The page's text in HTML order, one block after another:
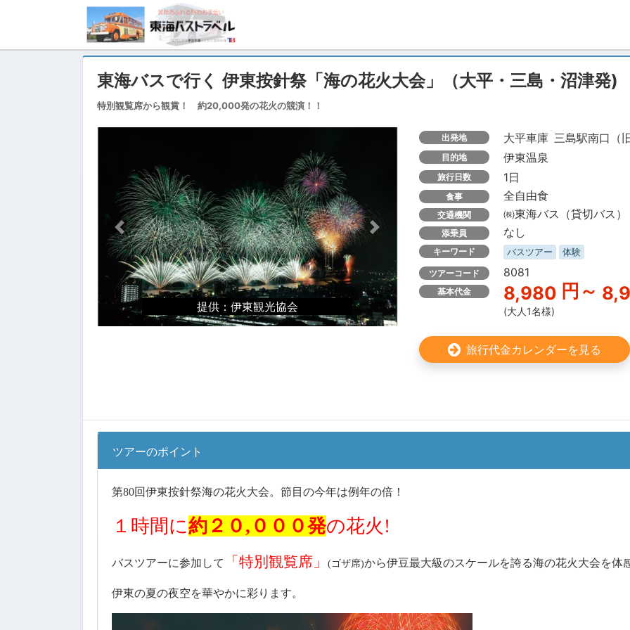
東海バスで行く 伊東按針祭「海の花火大会」（大平・三島・沼津発)
特別観覧席から観賞！ 約20,000発の花火の競演！！
提供：伊東観光協会
Previous Next
出発地 大平車庫 三島駅南口（
目的地 伊東温泉
旅行日数 1日
食事 全自由食
交通機関 ㈱東海バス（貸切バス）
添乗員 なし
キーワード バスツアー
体験
ツアーコード
8081
基本代金 8,980 円～
(大人1名様)
旅行代金カレンダーを見る
ツアーのポイント
第80回伊東按針祭海の花火大会。節目の今年は例年の倍！
１時間に約２０,０００発の花火 !
バスツアーに参加して 「特別観覧席」 (ゴザ席)から伊豆最大級のスケールを誇る海の花火大会を体
伊東の夏の夜空を華やかに彩ります。